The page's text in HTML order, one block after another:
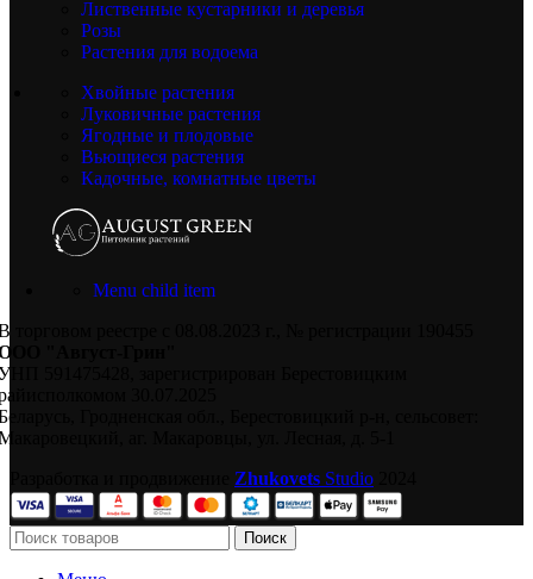
Лиственные кустарники и деревья
Розы
Растения для водоема
Хвойные растения
Луковичные растения
Ягодные и плодовые
Вьющиеся растения
Кадочные, комнатные цветы
Menu child item
торговом реестре с 08.08.2023 г., № регистрации 190455
"Август-Грин"
591475428, зарегистрирован Берестовицким
30.07.2025
Гродненская обл., Берестовицкий р-н, сельсовет:
аг. Макаровцы, ул. Лесная, д. 5-1
Zhukovets Studio
Поиск